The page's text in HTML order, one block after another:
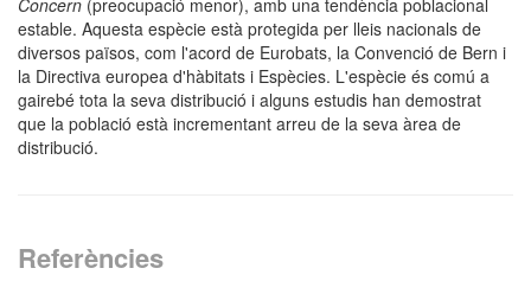
estable. Aquesta espècie està protegida per lleis nacionals de
diversos països, com l'acord de Eurobats, la Convenció de Bern i
la Directiva europea d'hàbitats i Espècies. L'espècie és comú a
gairebé tota la seva distribució i alguns estudis han demostrat
que la població està incrementant arreu de la seva àrea de
distribució.
Referències